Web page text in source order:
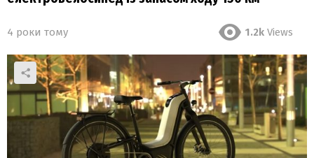
4 роки тому 1.2k Views